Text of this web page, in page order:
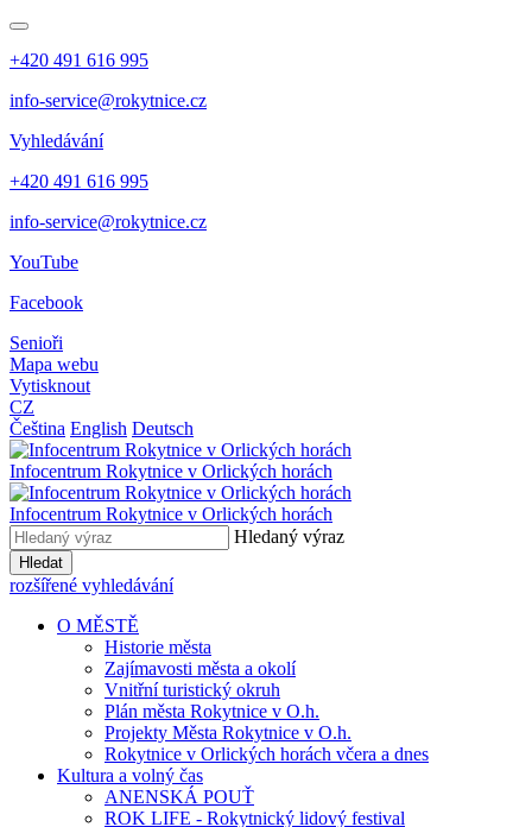
+420 491 616 995
info-service@rokytnice.cz
Vyhledávání
+420 491 616 995
info-service@rokytnice.cz
YouTube
Facebook
Senioři
Mapa webu
Vytisknout
CZ
Čeština English Deutsch
Infocentrum Rokytnice v Orlických horách
Infocentrum Rokytnice v Orlických horách
Hledaný výraz
Hledat
rozšířené vyhledávání
O MĚSTĚ
Historie města
Zajímavosti města a okolí
Vnitřní turistický okruh
Plán města Rokytnice v O.h.
Projekty Města Rokytnice v O.h.
Rokytnice v Orlických horách včera a dnes
Kultura a volný čas
ANENSKÁ POUŤ
ROK LIFE - Rokytnický lidový festival